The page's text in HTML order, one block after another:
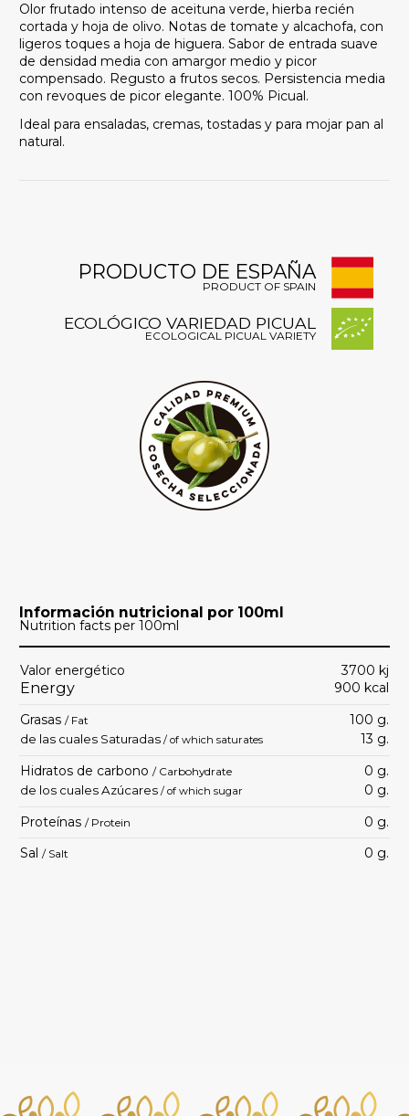
Olor frutado intenso de aceituna verde, hierba recién
cortada y hoja de olivo. Notas de tomate y alcachofa, con
ligeros toques a hoja de higuera. Sabor de entrada suave
de densidad media con amargor medio y picor
compensado. Regusto a frutos secos. Persistencia media
con revoques de picor elegante. 100% Picual.
Ideal para ensaladas, cremas, tostadas y para mojar pan al
natural.
Información nutricional por 100ml
Nutrition facts per 100ml
Valor energético
Energy
3700 kj
900 kcal
Grasas / Fat 100 g.
de las cuales Saturadas / of which saturates
13 g.
Hidratos de carbono / Carbohydrate 0 g.
de los cuales Azúcares / of which sugar
0 g.
Proteínas / Protein
0 g.
Sal / Salt 0 g.
PRODUCTO DE ESPAÑA
PRODUCT OF SPAIN
ECOLÓGICO VARIEDAD PICUAL
ECOLOGICAL PICUAL VARIETY